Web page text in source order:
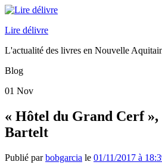
Lire délivre
L'actualité des livres en Nouvelle
Blog
01 Nov
« Hôtel du Grand Cerf »,
Bartelt
Publié parbobgarcia le 01/11/2017 à